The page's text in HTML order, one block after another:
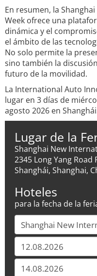
En resumen, la
Week ofrece una
dinámica y el
el ámbito de las
No solo permite la
sino también la
futuro de la movilidad.
La International Auto
lugar en 3 días de
agosto 2026 en
Lugar de la
Shanghai New
2345 Long Yang Road
Shanghái, Shanghai,
Hoteles
para la fecha de la